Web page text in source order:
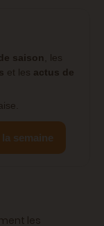
saison
, les
et les actus de
semaine
les